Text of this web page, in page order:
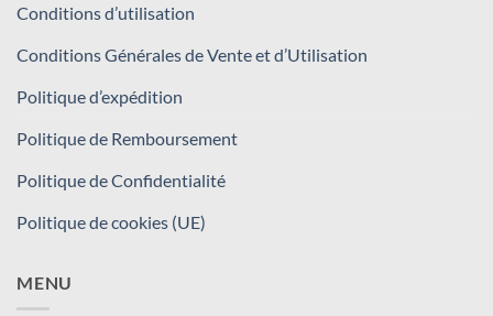
Conditions d’utilisation
Conditions Générales de Vente et d’Utilisation
Politique d’expédition
Politique de Remboursement
Politique de Confidentialité
Politique de cookies (UE)
MENU